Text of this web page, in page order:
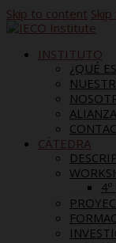
Skip to content
INSTITUTO
¿QUÉ
CÁTEDRA